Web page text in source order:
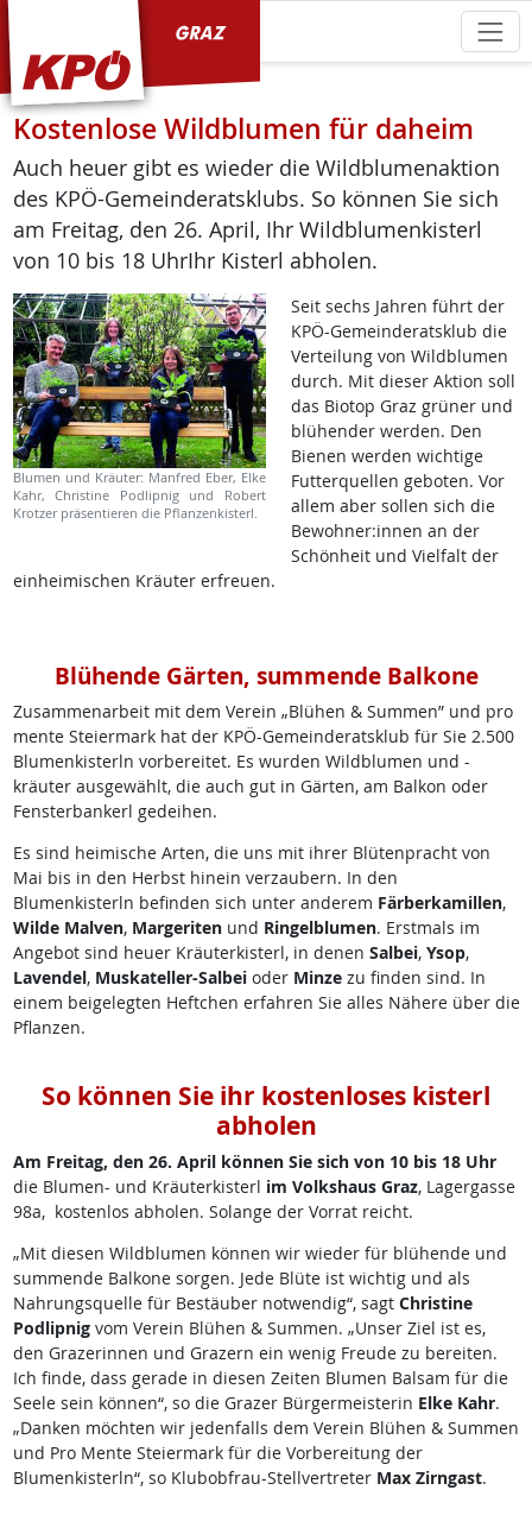
Kostenlose Wildblumen für daheim
Auch heuer gibt es wieder die Wildblumenaktion
des KPÖ-Gemeinderatsklubs. So können Sie sich
am Freitag, den 26. April, Ihr Wildblumenkisterl
von 10 bis 18 UhrIhr Kisterl abholen.
Blumen und Kräuter: Manfred Eber, Elke
Kahr, Christine Podlipnig und Robert
Krotzer präsentieren die Pflanzenkisterl.
Seit sechs Jahren führt der
KPÖ-Gemeinderatsklub die
Verteilung von Wildblumen
durch. Mit dieser Aktion soll
das Biotop Graz grüner und
blühender werden. Den
Bienen werden wichtige
Futterquellen geboten. Vor
allem aber sollen sich die
Bewohner:innen an der
Schönheit und Vielfalt der
einheimischen Kräuter erfreuen.
Blühende Gärten, summende Balkone
Zusammenarbeit mit dem Verein „Blühen & Summen” und pro
mente Steiermark hat der KPÖ-Gemeinderatsklub für Sie 2.500
Blumenkisterln vorbereitet. Es wurden Wildblumen und -
kräuter ausgewählt, die auch gut in Gärten, am Balkon oder
Fensterbankerl gedeihen.
Es sind heimische Arten, die uns mit ihrer Blütenpracht von
Mai bis in den Herbst hinein verzaubern. In den
Blumenkisterln befinden sich unter anderem Färberkamillen,
Wilde Malven, Margeriten und Ringelblumen. Erstmals im
Angebot sind heuer Kräuterkisterl, in denen Salbei, Ysop,
Lavendel, Muskateller-Salbeioder Minzezu finden sind. In
einem beigelegten Heftchen erfahren Sie alles Nähere über die
Pflanzen.
So können Sie ihr kostenloses kisterl
abholen
Am Freitag, den 26. April können Sie sich von 10 bis 18 Uhr
die Blumen- und Kräuterkisterl im Volkshaus Graz, Lagergasse
98a, kostenlos abholen. Solange der Vorrat reicht.
„Mit diesen Wildblumen können wir wieder für blühende und
summende Balkone sorgen. Jede Blüte ist wichtig und als
Nahrungsquelle für Bestäuber notwendig“, sagt Christine
Podlipnigvom Verein Blühen & Summen. „Unser Ziel ist es,
den Grazerinnen und Grazern ein wenig Freude zu bereiten.
Ich finde, dass gerade in diesen Zeiten Blumen Balsam für die
Seele sein können“, so die Grazer Bürgermeisterin Elke Kahr.
„Danken möchten wir jedenfalls dem Verein Blühen & Summen
und Pro Mente Steiermark für die Vorbereitung der
Blumenkisterln“, so Klubobfrau-Stellvertreter Max Zirngast.